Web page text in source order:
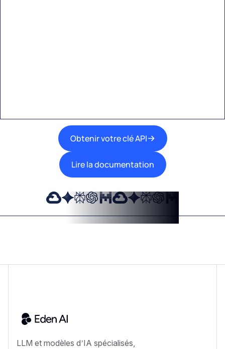
Obtenir votre clé API
Lire la documentation
LLM et modèles d’IA spécialisés,